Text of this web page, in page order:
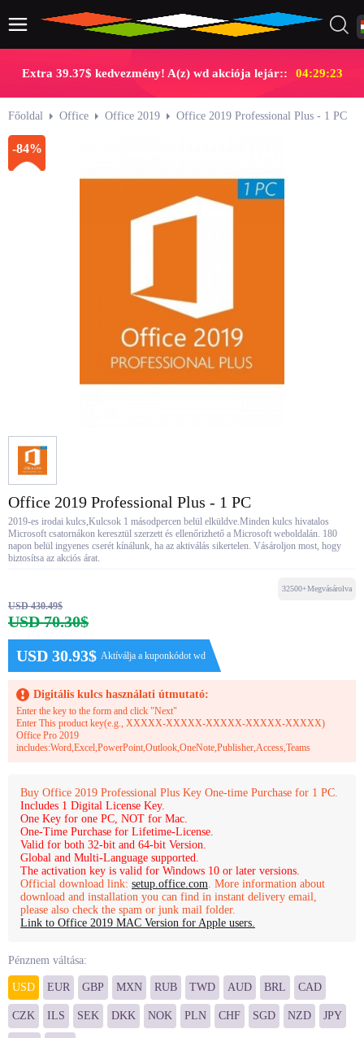
Extra 39.37$ kedvezmény! A(z) wd akciója lejár:: 04:29:23
Főoldal Office Office 2019 Office 2019 Professional Plus - 1 PC
-84%
Office 2019 Professional Plus - 1 PC
2019-es irodai kulcs,Kulcsok 1 másodpercen belül elküldve.Minden kulcs hivatalos
Microsoft csatornákon keresztül szerzett és ellenőrizhető a Microsoft weboldalán. 180
napon belül ingyenes cserét kínálunk, ha az aktiválás sikertelen. Vásároljon most, hogy
biztosítsa az akciós árat.
USD 430.49$
USD 70.30$
USD 30.93$ Aktíválja a kuponkódot wd
32500+Megvásárolva
Digitális kulcs használati útmutató:
Enter the key to the form and click "Next"
Enter This product key(e.g., XXXXX-XXXXX-XXXXX-XXXXX-XXXXX)
Office Pro 2019
includes:Word,Excel,PowerPoint,Outlook,OneNote,Publisher,Access,Teams
Buy Office 2019 Professional Plus Key One-time Purchase for 1 PC.
Includes 1 Digital License Key.
One Key for one PC, NOT for Mac.
One-Time Purchase for Lifetime-License.
Valid for both 32-bit and 64-bit Version.
Global and Multi-Language supported.
The activation key is valid for Windows 10 or later versions.
Official download link: setup.office.com. More information about
download and installation you can find in instant delivery email,
please also check the spam or junk mail folder.
Link to Office 2019 MAC Version for Apple users.
Pénznem váltása:
USD EUR GBP MXN RUB TWD AUD BRL CAD
CZK ILS SEK DKK NOK PLN CHF SGD NZD JPY